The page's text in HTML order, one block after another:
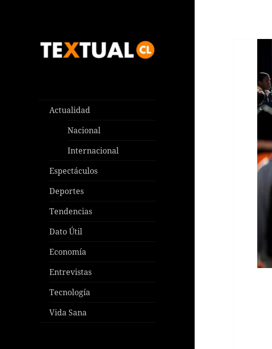
Actualidad
Nacional
Internacional
Espectáculos
Deportes
Tendencias
Dato Útil
Economía
Entrevistas
Tecnología
Vida Sana